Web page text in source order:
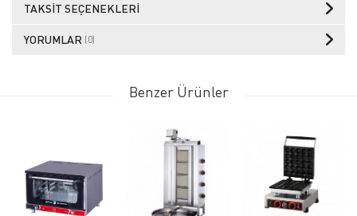
TAKSIT SEÇENEKLERI
YORUMLAR (0)
Benzer Ürünler